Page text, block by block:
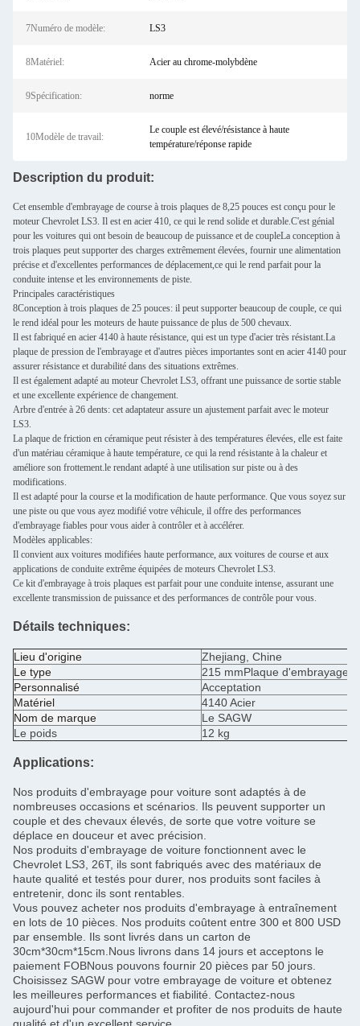
7Numéro de modèle: LS3
8Matériel: Acier au chrome-molybdène
9Spécification: norme
10Modèle de travail:
Le couple est élevé/résistance à haute
température/réponse rapide
Description du produit:
Cet ensemble d'embrayage de course à trois plaques de 8,25 pouces est conçu pour le
moteur Chevrolet LS3. Il est en acier 410, ce qui le rend solide et durable.C'est génial
pour les voitures qui ont besoin de beaucoup de puissance et de coupleLa conception à
trois plaques peut supporter des charges extrêmement élevées, fournir une alimentation
précise et d'excellentes performances de déplacement,ce qui le rend parfait pour la
conduite intense et les environnements de piste.
Principales caractéristiques
8Conception à trois plaques de 25 pouces: il peut supporter beaucoup de couple, ce qui
le rend idéal pour les moteurs de haute puissance de plus de 500 chevaux.
Il est fabriqué en acier 4140 à haute résistance, qui est un type d'acier très résistant.La
plaque de pression de l'embrayage et d'autres pièces importantes sont en acier 4140 pour
assurer résistance et durabilité dans des situations extrêmes.
Il est également adapté au moteur Chevrolet LS3, offrant une puissance de sortie stable
et une excellente expérience de changement.
Arbre d'entrée à 26 dents: cet adaptateur assure un ajustement parfait avec le moteur
LS3.
La plaque de friction en céramique peut résister à des températures élevées, elle est faite
d'un matériau céramique à haute température, ce qui la rend résistante à la chaleur et
améliore son frottement.le rendant adapté à une utilisation sur piste ou à des
modifications.
Il est adapté pour la course et la modification de haute performance. Que vous soyez sur
une piste ou que vous ayez modifié votre véhicule, il offre des performances
d'embrayage fiables pour vous aider à contrôler et à accélérer.
Modèles applicables:
Il convient aux voitures modifiées haute performance, aux voitures de course et aux
applications de conduite extrême équipées de moteurs Chevrolet LS3.
Ce kit d'embrayage à trois plaques est parfait pour une conduite intense, assurant une
excellente transmission de puissance et des performances de contrôle pour vous.
Détails techniques:
Lieu d'origine
Zhejiang, Chine
Le type
215 mmPlaque d'embrayage
Personnalisé
Acceptation
Matériel
4140 Acier
Nom de marque
Le SAGW
Le poids
12 kg
Applications:
Nos produits d'embrayage pour voiture sont adaptés à de
nombreuses occasions et scénarios. Ils peuvent supporter un
couple et des chevaux élevés, de sorte que votre voiture se
déplace en douceur et avec précision.
Nos produits d'embrayage de voiture fonctionnent avec le
Chevrolet LS3, 26T, ils sont fabriqués avec des matériaux de
haute qualité et testés pour durer, nos produits sont faciles à
entretenir, donc ils sont rentables.
Vous pouvez acheter nos produits d'embrayage à entraînement
en lots de 10 pièces. Nos produits coûtent entre 300 et 800 USD
par ensemble. Ils sont livrés dans un carton de
30cm*30cm*15cm.Nous livrons dans 14 jours et acceptons le
paiement FOBNous pouvons fournir 20 pièces par 50 jours.
Choisissez SAGW pour votre embrayage de voiture et obtenez
les meilleures performances et fiabilité. Contactez-nous
aujourd'hui pour commander et profiter de nos produits de haute